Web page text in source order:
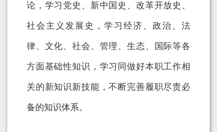
论，学习党史、新中国史、改革开放史、
社会主义发展史，学习经济、政治、法
律、文化、社会、管理、生态、国际等各
方面基础性知识，学习同做好本职工作相
关的新知识新技能，不断完善履职尽责必
备的知识体系。